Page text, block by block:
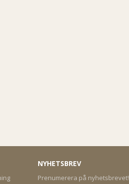
NYHETSBREV
Prenumerera på nyhetsbrevet!